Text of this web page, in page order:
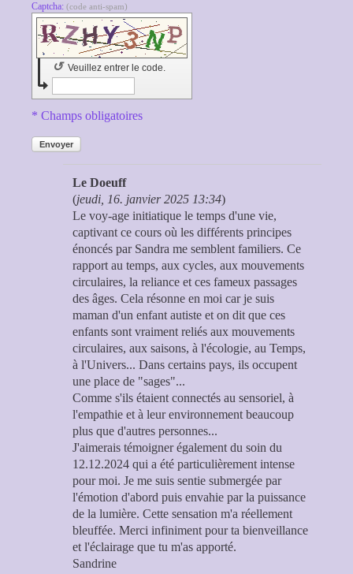
Captcha:(code anti-spam)
Veuillez entrer le code.
↺
* Champs obligatoires
Envoyer
Le Doeuff
(jeudi, 16. janvier 2025 13:34)
Le voy-age initiatique le temps d'une vie,
captivant ce cours où les différents principes
énoncés par Sandra me semblent familiers. Ce
rapport au temps, aux cycles, aux mouvements
circulaires, la reliance et ces fameux passages
des âges. Cela résonne en moi car je suis
maman d'un enfant autiste et on dit que ces
enfants sont vraiment reliés aux mouvements
circulaires, aux saisons, à l'écologie, au Temps,
à l'Univers... Dans certains pays, ils occupent
une place de "sages"...
Comme s'ils étaient connectés au sensoriel, à
l'empathie et à leur environnement beaucoup
plus que d'autres personnes...
J'aimerais témoigner également du soin du
12.12.2024 qui a été particulièrement intense
pour moi. Je me suis sentie submergée par
l'émotion d'abord puis envahie par la puissance
de la lumière. Cette sensation m'a réellement
bleuffée. Merci infiniment pour ta bienveillance
et l'éclairage que tu m'as apporté.
Sandrine